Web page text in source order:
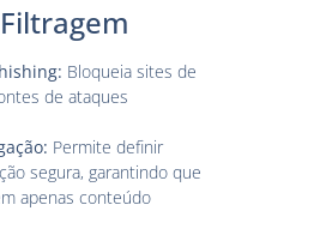
Bloqueia sites de
de ataques
Permite definir
segura, garantindo que
apenas conteúdo